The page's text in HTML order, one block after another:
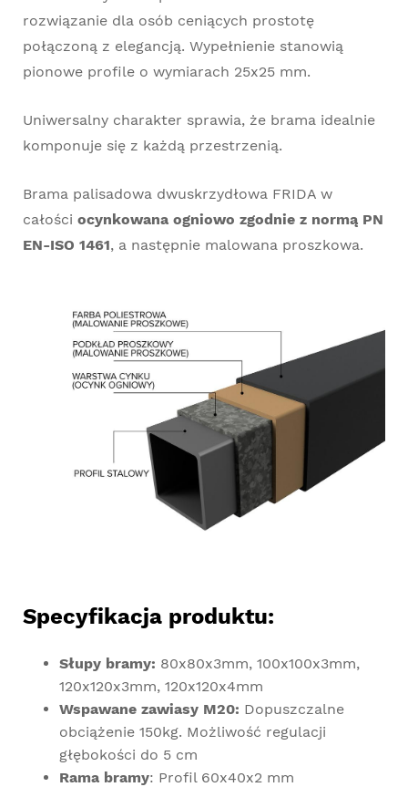
rozwiązanie dla osób ceniących prostotę
połączoną z elegancją. Wypełnienie stanowią
pionowe profile o wymiarach 25x25 mm.
Uniwersalny charakter sprawia, że brama idealnie
komponuje się z każdą przestrzenią.
Brama palisadowa dwuskrzydłowa FRIDA w
całości ocynkowana ogniowo zgodnie z normą PN
EN-ISO 1461, a następnie malowana proszkowa.
Specyfikacja produktu:
Słupy bramy: 80x80x3mm, 100x100x3mm,
120x120x3mm, 120x120x4mm
Wspawane zawiasy M20: Dopuszczalne
obciążenie 150kg. Możliwość regulacji
głębokości do 5 cm
Rama bramy: Profil 60x40x2 mm